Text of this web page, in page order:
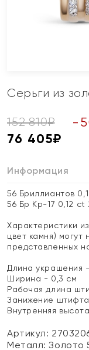
Серьги из
152 810₽ -
76 405₽
Информация
56 Бриллиантов
56 Бр Кр-17 0,12 ct
Характеристики
цвет камня) могут
представленных
Длина украшения -
Ширина - 0,3 см
Рабочая длина
Занижение
Внутренняя
Артикул:
Металл:Золото